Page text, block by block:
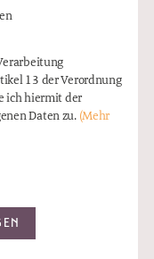
13 der Verordnung
ich hiermit der
Daten zu. (Mehr